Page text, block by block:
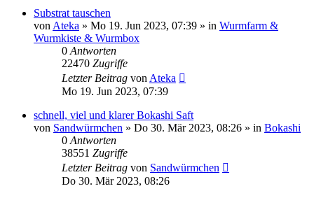
Substrat tauschen
von Ateka » Mo 19. Jun 2023, 07:39 » in Wurmfarm &
Wurmkiste & Wurmbox
0 Antworten
22470 Zugriffe
Letzter Beitrag von Ateka
Mo 19. Jun 2023, 07:39
schnell, viel und klarer Bokashi Saft
von Sandwürmchen » Do 30. Mär 2023, 08:26 » in Bokashi
0 Antworten
38551 Zugriffe
Letzter Beitrag von Sandwürmchen
Do 30. Mär 2023, 08:26